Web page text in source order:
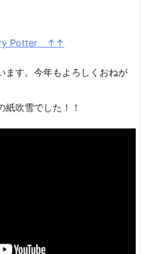
Potter ↑↑
ます。今年もよろしくおねが
吹雪でした！！